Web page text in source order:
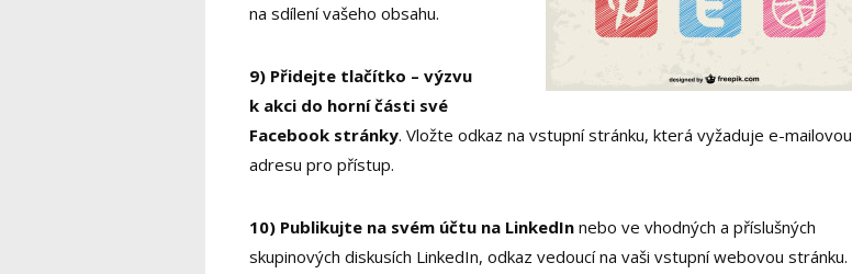
na sdílení vašeho obsahu.
9) Přidejte tlačítko – výzvu
k akci do horní části své
Facebook stránky. Vložte odkaz na vstupní stránku, která vyžaduje e-mailovou
adresu pro přístup.
10) Publikujte na svém účtu na LinkedIn nebo ve vhodných a příslušných
skupinových diskusích LinkedIn, odkaz vedoucí na vaši vstupní webovou stránku.